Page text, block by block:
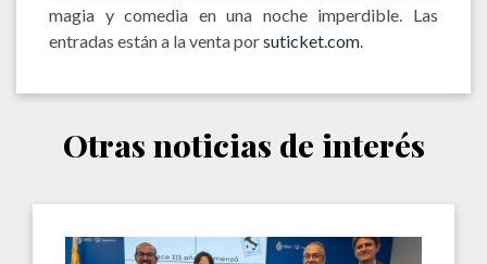
magia y comedia en una noche imperdible. Las
entradas están a la venta porsuticket.com.
Otras noticias de interés